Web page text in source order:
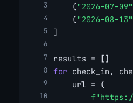
    (
"2026-07-09"
    (
"2026-08-13"
]
results = []
for check_in,
    url = (
f"https://